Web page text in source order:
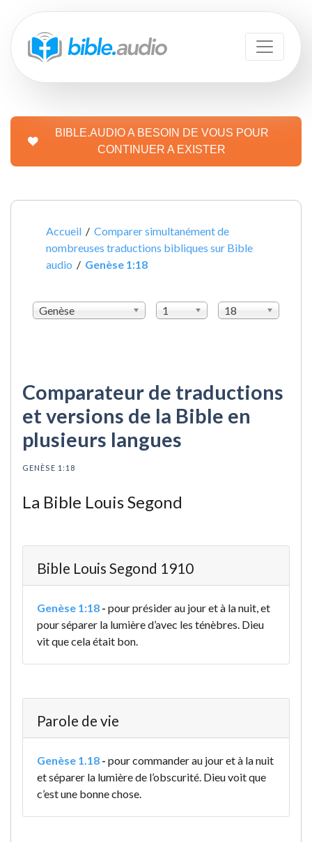
BIBLE.AUDIO A BESOIN DE VOUS POUR
CONTINUER A EXISTER
Accueil /Comparer simultanément de
nombreuses traductions bibliques sur Bible
audio / Genèse 1:18
Genèse 1 18
Comparateur de traductions
et versions de la Bible en
plusieurs langues
GENÈSE 1:18
La Bible Louis Segond
Bible Louis Segond 1910
Genèse 1:18 - pour présider au jour et à la nuit, et
pour séparer la lumière d’avec les ténèbres. Dieu
vit que cela était bon.
Parole de vie
Genèse 1.18 - pour commander au jour et à la nuit
et séparer la lumière de l’obscurité. Dieu voit que
c’est une bonne chose.